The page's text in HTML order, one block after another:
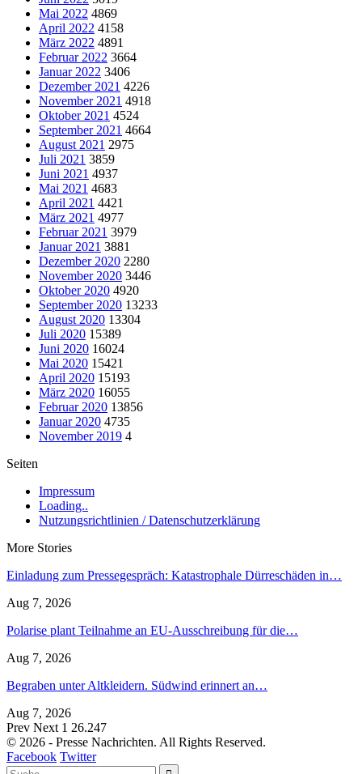
Mai 2022 4869
April 2022 4158
März 2022 4891
Februar 2022 3664
Januar 2022 3406
Dezember 2021 4226
November 2021 4918
Oktober 2021 4524
September 2021 4664
August 2021 2975
Juli 2021 3859
Juni 2021 4937
Mai 2021 4683
April 2021 4421
März 2021 4977
Februar 2021 3979
Januar 2021 3881
Dezember 2020 2280
November 2020 3446
Oktober 2020 4920
September 2020 13233
August 2020 13304
Juli 2020 15389
Juni 2020 16024
Mai 2020 15421
April 2020 15193
März 2020 16055
Februar 2020 13856
Januar 2020 4735
November 2019 4
Seiten
Impressum
Loading..
Nutzungsrichtlinien / Datenschutzerklärung
More Stories
Einladung zum Pressegespräch: Katastrophale Dürreschäden in…
Aug 7, 2026
Polarise plant Teilnahme an EU-Ausschreibung für die…
Aug 7, 2026
Begraben unter Altkleidern. Südwind erinnert an…
Aug 7, 2026
Prev Next 1 26.247
© 2026 - Presse Nachrichten. All Rights Reserved.
Facebook Twitter